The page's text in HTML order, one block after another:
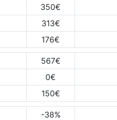
350€
313€
176€
567€
0€
150€
-38%